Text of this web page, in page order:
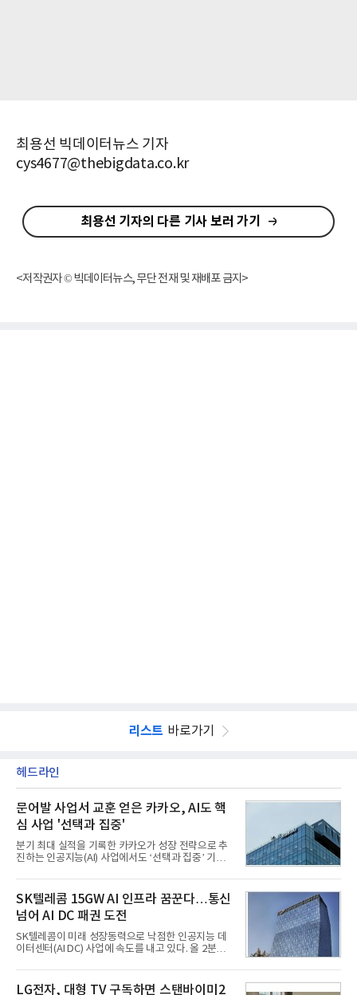
최용선 빅데이터뉴스 기자
cys4677@thebigdata.co.kr
최용선 기자의 다른 기사 보러 가기
<저작권자 © 빅데이터뉴스, 무단 전재 및 재배포 금지>
리스트 바로가기
헤드라인
문어발 사업서 교훈 얻은 카카오, AI도 핵
심 사업 '선택과 집중'
분기 최대 실적을 기록한 카카오가 성장 전략으로 추
진하는 인공지능(AI) 사업에서도 ‘선택과 집중’ 기조
라 투자에 나서는 것과 달리, 카카오는 ‘카카오톡’이
라는 플랫폼 경쟁력을 활용한 AI 에이전트 서비스에
집중하는 전략이다. 과거 무리한 사업 확장 과정에서
겪었던 시행착오를 되풀이하지 않고 핵심 역량에 집
중하겠다는 취지로 풀이된다.7일 업계에 따르면 카카
오는 올해 2분기 연결 기준 매출 2조985억원, 영업이
익 2770억원을 기록했다. 전년 동기 대비 매출과 영업
은 4884억
SK텔레콤 15GW AI 인프라 꿈꾼다…통신
넘어 AI DC 패권 도전
SK텔레콤이 미래 성장동력으로 낙점한 인공지능 데
이터센터(AI DC) 사업에 속도를 내고 있다. 올 2분기
는 2035년까지 총 15GW(기가와트) 규모의 AI DC를
구축하겠다는 대형 청사진을 제시하면서다. 이에 따
LG전자, 대형 TV 구독하면 스탠바이미2